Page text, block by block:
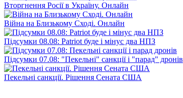
Вторгнення Росії в Україну. Онлайн
Війна на Близькому Сході. Онлайн
Підсумки 08.08: Patriot буде і мінус два НПЗ
Підсумки 07.08: "Пекельні" санкції і "парад" дронів
Пекельні санкції. Рішення Сената США